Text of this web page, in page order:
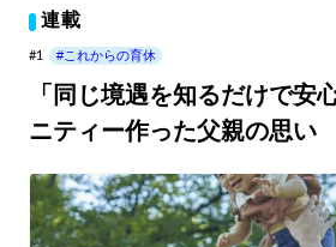
連載
#1 #これからの育休
「同じ境遇を知るだけで安
ニティー作った父親の思い